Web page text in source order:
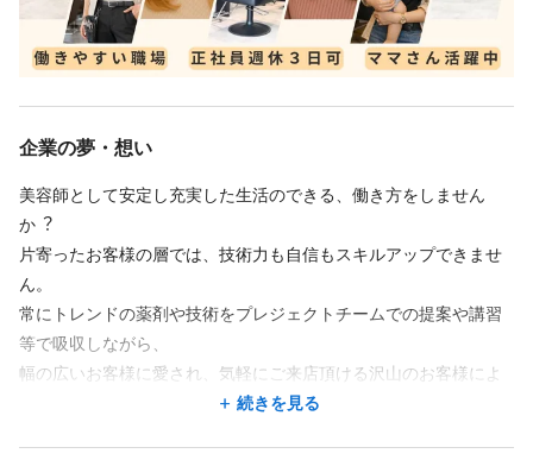
📣Dashスタッフのリアルな声をご紹介🎤✨
「大きな会社だからこそ色々な人と出会える」（アシスタント社
きるところです。
ことができるのは貴重な経験になると思います。
練習も週に一回、他のお店のアシスタントと楽しく練習できま
す。
集中したい時は、別の日に先輩に練習を見てもらうこともできま
す。
早くスタイリストになりたい方にも自分に合った方法で練習でき
「パートで入社して12年。働き続けることができました」（ママ
企業の夢・想い
美容師として安定し充実した⽣活のできる、働き⽅をしません
か︖
片寄ったお客様の層では、技術力も自信もスキルアップできませ
ん。
常にトレンドの薬剤や技術をプレジェクトチームでの提案や講習
等で吸収しながら、
幅の広いお客様に愛され、気軽にご来店頂ける沢山のお客様によ
続きを見る